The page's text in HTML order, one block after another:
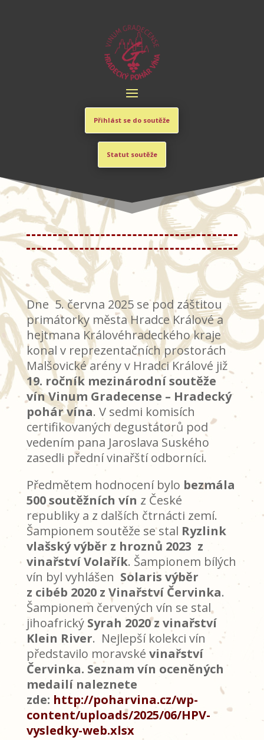
Přihlást se do soutěže
Statut soutěže
Dne 5. června 2025 se pod záštitou
primátorky města Hradce Králové a
hejtmana Královéhradeckého kraje
konal v reprezentačních prostorách
Malšovické arény v Hradci Králové již
19. ročník mezinárodní soutěže
vín Vinum Gradecense – Hradecký
pohár vína. V sedmi komisích
certifikovaných degustátorů pod
vedením pana Jaroslava Suského
zasedli přední vinařští odborníci.
Předmětem hodnocení bylo bezmála
500 soutěžních vín z České
republiky a z dalších čtrnácti zemí.
Šampionem soutěže se stal Ryzlink
vlašský výběr z hroznů 2023 z
vinařství Volařík. Šampionem bílých
vín byl vyhlášen Solaris výběr
z cibéb 2020 z Vinařství Červinka.
Šampionem červených vín se stal
jihoafrický Syrah 2020 z vinařství
Klein River. Nejlepší kolekci vín
představilo moravské vinařství
Červinka. Seznam vín oceněných
medailí naleznete
zde: http://poharvina.cz/wp-
content/uploads/2025/06/HPV-
vysledky-web.xlsx